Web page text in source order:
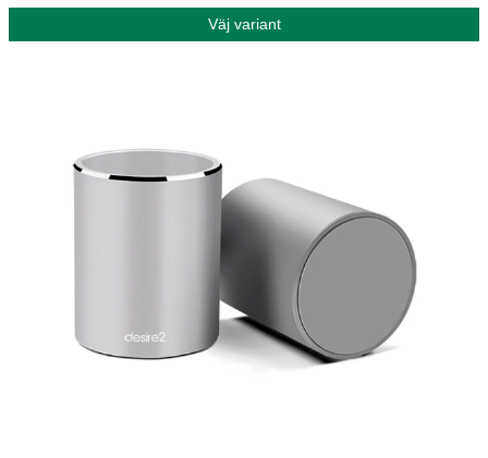
Väj variant